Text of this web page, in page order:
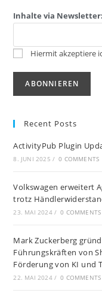
Inhalte via Newsletter:
Hiermit akzeptiere
Recent Posts
ActivityPub Plugin
8. JUNI 2025 / 0 COMMENTS
Volkswagen erweitert
trotz
23. MAI 2024 / 0 COMMENTS
Mark Zuckerberg
Führungskräften von
Förderung von KI und
22. MAI 2024 / 0 COMMENTS